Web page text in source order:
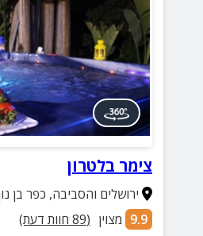
צימר בלטרון
ירושלים והסביבה, כפר בן
9.9 מצוין (
89 חוות דעת)